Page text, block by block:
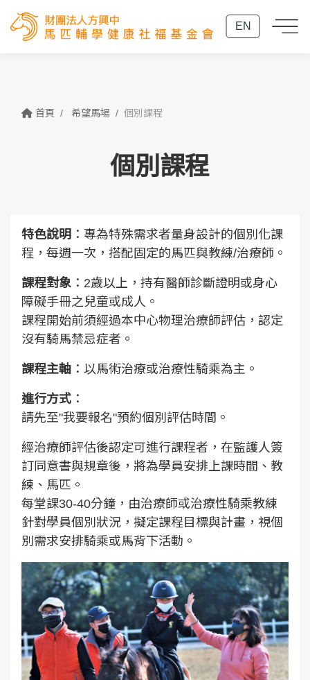
EN
首頁 希望馬場 個別課程
個別課程
特色說明 ：專為特殊需求者量身設計的個別化課
程，每週一次，搭配固定的馬匹與教練/治療師。
課程對象 ：2歲以上，持有醫師診斷證明或身心
障礙手冊之兒童或成人。
課程開始前須經過本中心物理治療師評估，認定
沒有騎馬禁忌症者。
課程主軸 ：以馬術治療或治療性騎乘為主。
進行方式 ：
請先至"我要報名"預約個別評估時間。
經治療師評估後認定可進行課程者，在監護人簽
訂同意書與規章後，將為學員安排上課時間、教
練、馬匹。
每堂課30-40分鐘，由治療師或治療性騎乘教練
針對學員個別狀況，擬定課程目標與計畫，視個
別需求安排騎乘或馬背下活動。